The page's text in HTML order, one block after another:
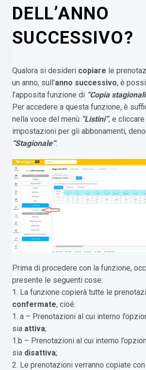
DELL’ANNO
SUCCESSIVO?
Qualora si desideri copiare le
un anno, sull’anno successivo, è
l’apposita funzione di “Copia
Per accedere a questa funzione, è
nella voce del menù “Listini”, e
impostazioni per gli abbonamenti,
“Stagionale”:
Prima di procedere con la funzione,
presente le seguenti cose:
1. La funzione copierà tutte le
confermate, cioé:
1. a – Prenotazioni al cui interno
sia attiva;
1.b – Prenotazioni al cui interno
sia disattiva;
2. Le prenotazioni verranno copiate con